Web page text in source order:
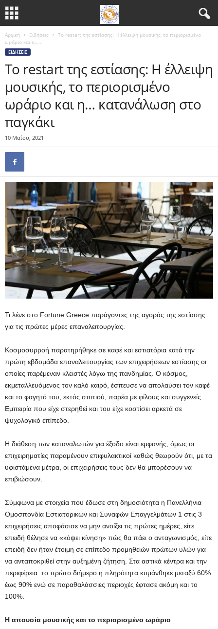
Αρχική Ειδήσεις
Το restart της εστίασης: Η έλλειψη μουσικής, το περιορισμένο
ωράριο και η…...
ΕΙΔΉΣΕΙΣ
Το restart της εστίασης: Η έλλειψη
μουσικής, το περιορισμένο
ωράριο και η… κατανάλωση στο
παγκάκι
10 Μαΐου, 2021
Τι λένε στο Fortune Greece παράγοντες της αγοράς της εστίασης
για τις πρώτες μέρες επαναλειτουργίας.
Κοσμοσυρροή παρατηρήθηκε σε καφέ και εστιατόρια κατά την
πρώτη εβδομάδα επαναλειτουργίας των επιχειρήσεων εστίασης οι
οποίες παρέμεναν κλειστές λόγω της πανδημίας. Ο κόσμος,
εκμεταλλευόμενος τον καλό καιρό, έσπευσε να απολαύσει τον καφέ
και το φαγητό του, εκτός σπιτιού, παρέα με φίλους και συγγενείς.
Εμπειρία που είχε στερηθεί και του είχε κοστίσει αρκετά σε
ψυχολογικό επίπεδο.
Η διάθεση των καταναλωτών για έξοδο είναι εμφανής, όμως οι
επιχειρηματίες παραμένουν επιφυλακτικοί καθώς θεωρούν ότι, με τα
υφιστάμενα μέτρα, οι επιχειρήσεις τους δεν θα μπορέσουν να
επιβιώσουν.
Σύμφωνα με στοιχεία που έδωσε στη δημοσιότητα η Πανελλήνια
Ομοσπονδία Εστιατορικών και Συναφών Επαγγελμάτων 1 στις 3
επιχειρήσεις αποφάσισε να μην ανοίξει τις πρώτες ημέρες, είτε
επειδή θέλησε να «κόψει κίνηση» πώς θα πάει ο ανταγωνισμός, είτε
επειδή δεν ήταν έτοιμη σε επίπεδο προμηθειών πρώτων υλών για
να ανταποκριθεί στην αυξημένη ζήτηση. Στα αστικά κέντρα και την
περιφέρεια το πρώτο διήμερο η πληρότητα κυμάνθηκε μεταξύ 60%
έως 90% ενώ σε παραθαλάσσιες περιοχές έφτασε ακόμη και το
100%.
Η απουσία μουσικής και το περιορισμένο ωράριο